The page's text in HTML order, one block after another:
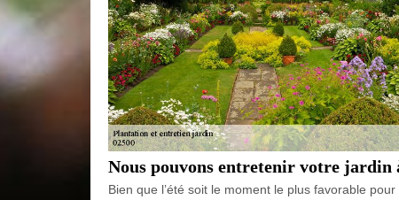
Nous pouvons entretenir votre jardin
Bien que l’été soit le moment le plus favorable